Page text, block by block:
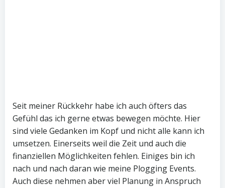
Seit meiner Rückkehr habe ich auch öfters das
Gefühl das ich gerne etwas bewegen möchte. Hier
sind viele Gedanken im Kopf und nicht alle kann ich
umsetzen. Einerseits weil die Zeit und auch die
finanziellen Möglichkeiten fehlen. Einiges bin ich
nach und nach daran wie meine Plogging Events.
Auch diese nehmen aber viel Planung in Anspruch